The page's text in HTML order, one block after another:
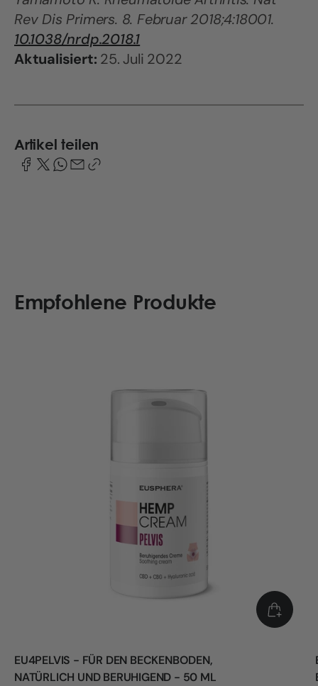
Rev Dis Primers. 8. Februar 2018;4:18001.
10.1038/nrdp.2018.1
Aktualisiert: 25. Juli 2022
Artikel teilen
Empfohlene Produkte
EU4PELVIS - FÜR DEN BECKENBODEN,
NATÜRLICH UND BERUHIGEND - 50 ML